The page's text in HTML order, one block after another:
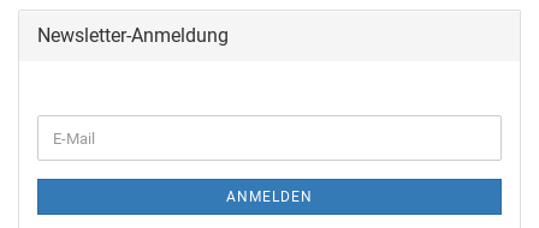
Newsletter-Anmeldung
ANMELDEN